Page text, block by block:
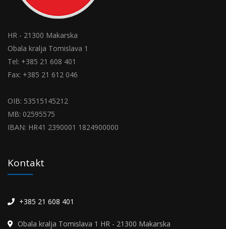
HR - 21300 Makarska
Obala kralja Tomislava 1
Tel: +385 21 608 401
Fax: +385 21 612 046
OIB: 53515145212
MB: 02595575
IBAN: HR41 2390001 1824900000
Kontakt
+385 21 608 401
Obala kralja Tomislava 1 HR - 21300 Makarska